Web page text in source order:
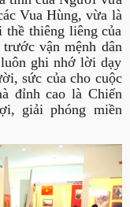
Vua Hùng, vừa là
thiêng liêng của
vận mệnh dân
ghi nhớ lời dạy
sức của cho cuộc
đỉnh cao là Chiến
giải phóng miền